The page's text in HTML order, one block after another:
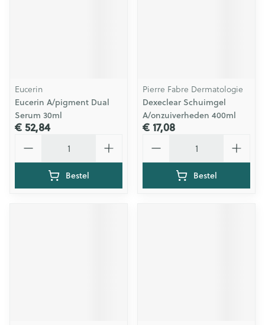
Eucerin
Eucerin A/pigment Dual
Serum 30ml
€ 52,84
Bestel
Pierre Fabre Dermatologie
Dexeclear Schuimgel
A/onzuiverheden 400ml
€ 17,08
Bestel